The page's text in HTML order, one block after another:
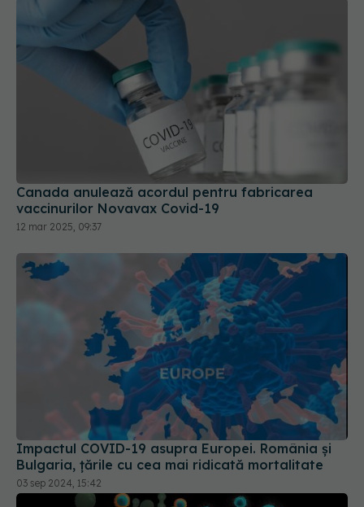
Canada anulează acordul pentru fabricarea
vaccinurilor Novavax Covid-19
12 mar 2025, 09:37
Impactul COVID-19 asupra Europei. România și
Bulgaria, țările cu cea mai ridicată mortalitate
03 sep 2024, 15:42